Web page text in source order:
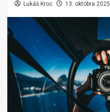
Lukáš Kroc 13. októbra 2025